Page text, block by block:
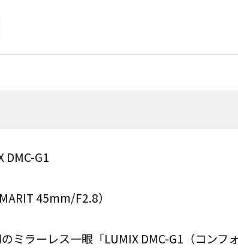
DMC-G1
45mm/F2.8）
ラーレス一眼「LUMIX DMC-G1（コンフ